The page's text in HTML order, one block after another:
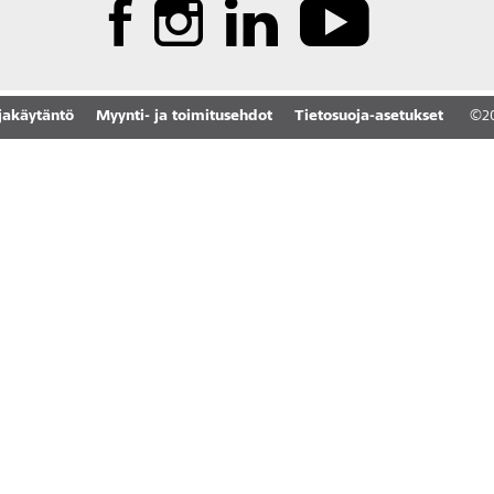
Myynti- ja toimitusehdot Tietosuoja-asetukset ©